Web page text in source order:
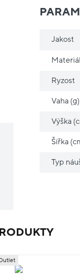
Jakost
Materiál
Ryzost
Vaha (g)
Výška
Šířka
Typ